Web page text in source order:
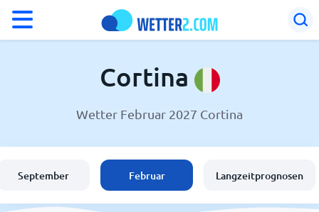
Wetter in Cortina
Schweiz
Cortina
Wetter Februar 2027 Cortina
September Februar Langzeitprognosen